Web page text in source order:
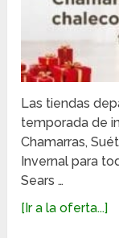
Las tiendas
temporada de
Chamarras,
Invernal para
Sears …
[Ir a la oferta...]